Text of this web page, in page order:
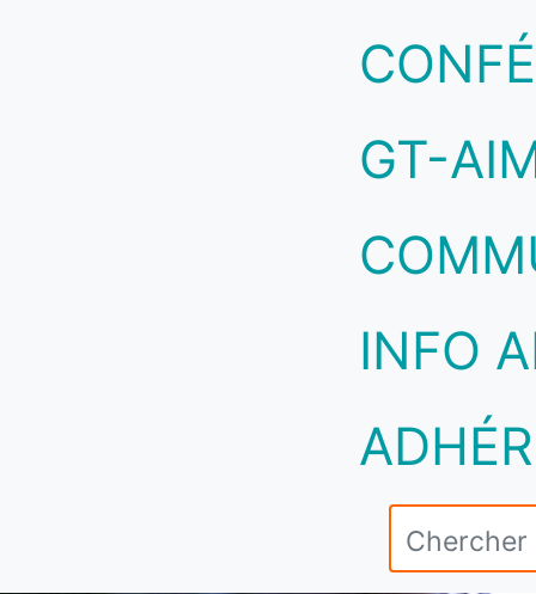
GT-
INFO